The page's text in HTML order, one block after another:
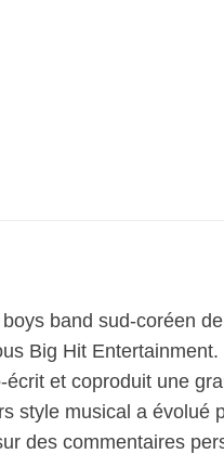
band sud-coréen
Big Hit Entertainment.
et coproduit une
style musical a évolué
des commentaires